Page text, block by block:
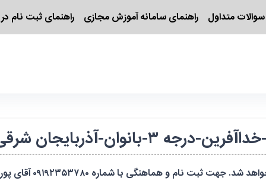
سوالات متداول راهنمای سامانه آموزش مجازی راهنمای ثبت نام
شرقی-۱۴۰۳۷۱۴۲۰۰۶۳۲/۱۶۱۶۳۸
هماهنگی با شماره ۰۹۱۹۲۳۵۳۷۸۰ آقای پورعلی تماس بگیرید.